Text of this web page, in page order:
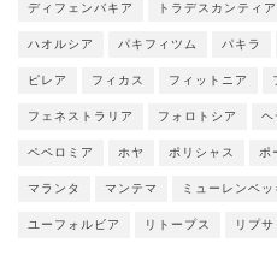
ディフェンバキア トラデスカンティア
ハオルシア パキフィツム パキラ
ピレア フィカス フィットニア
フェネストラリア フォロトシア ヘ
ペペロミア ホヤ ポリシャス ポ
マランタ マンテマ ミューレンベッ
ユーフォルビア リトープス リプサ